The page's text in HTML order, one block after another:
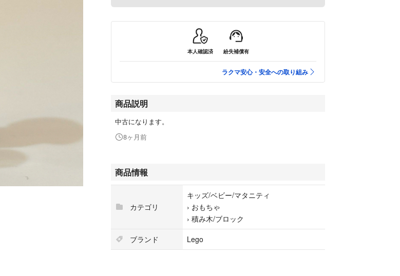
本人確認済 紛失補償有
ラクマ安心・安全への取り組み
商品説明
中古になります。
8ヶ月前
商品情報
カテゴリ
キッズ/ベビー/マタニティ
› おもちゃ
› 積み木/ブロック
ブランド
Lego